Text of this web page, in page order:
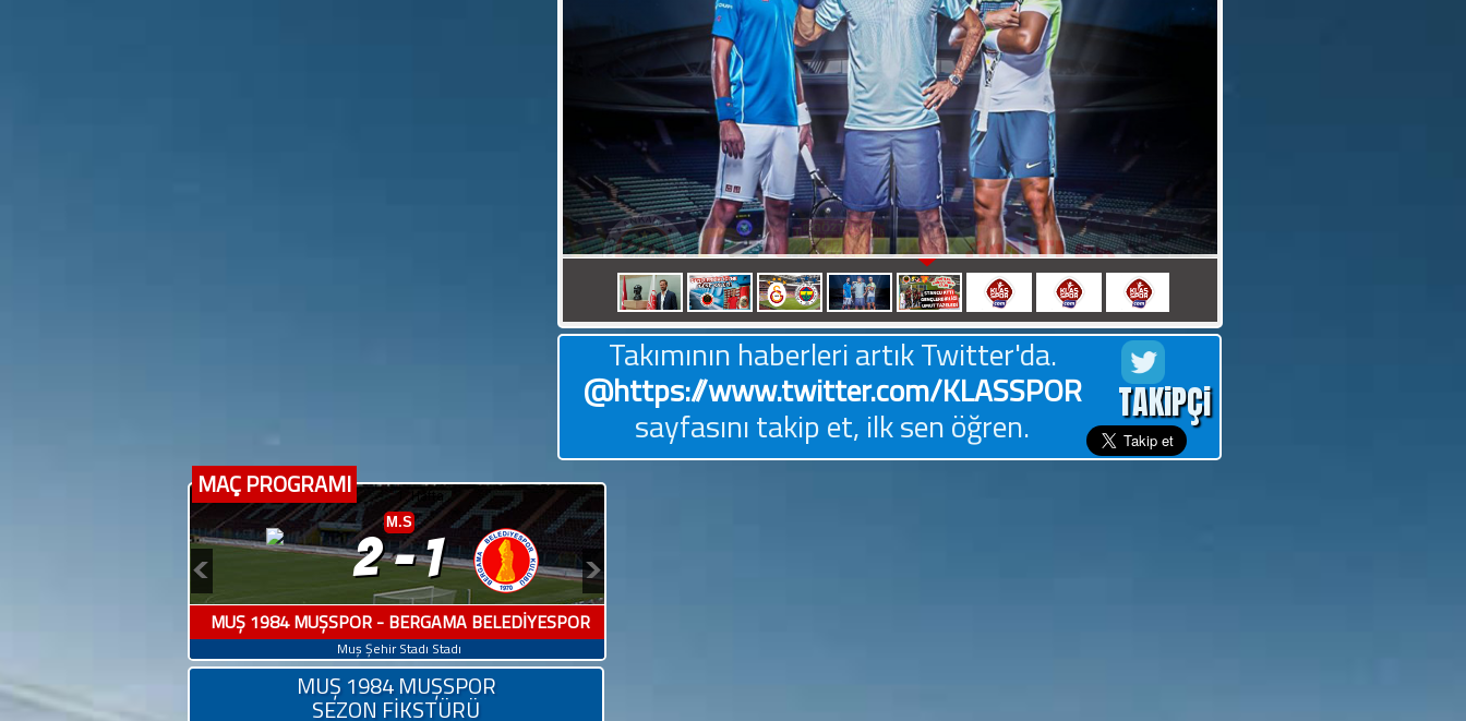
STANCU ATTI GENÇLERBİRLİĞİ UMUT TAZELEDİ
TAKiPÇi
Takımının haberleri artık Twitter'da.
@https://www.twitter.com/KLASSPOR
sayfasını takip et, ilk sen öğren.
MAÇ PROGRAMI
2-1
Muş Şehir Stadı Stadı
MUŞ 1984 MUŞSPOR - BERGAMA BELEDİYESPOR
M.S
1. Hafta
MUŞ 1984 MUŞSPOR
SEZON FİKSTÜRÜ